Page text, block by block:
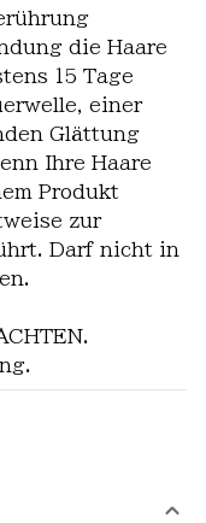
die Haare
15 Tage
einer
Glättung
Ihre Haare
Produkt
zur
Darf nicht in